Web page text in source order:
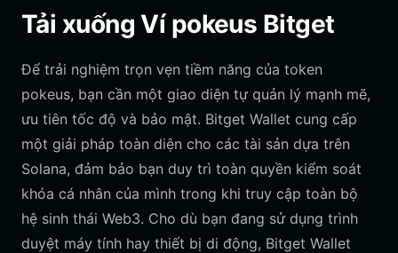
Tải xuống Ví pokeus Bitget
Để trải nghiệm trọn vẹn tiềm năng của token
pokeus, bạn cần một giao diện tự quản lý mạnh mẽ,
ưu tiên tốc độ và bảo mật. Bitget Wallet cung cấp
một giải pháp toàn diện cho các tài sản dựa trên
Solana, đảm bảo bạn duy trì toàn quyền kiểm soát
khóa cá nhân của mình trong khi truy cập toàn bộ
hệ sinh thái Web3. Cho dù bạn đang sử dụng trình
duyệt máy tính hay thiết bị di động, Bitget Wallet